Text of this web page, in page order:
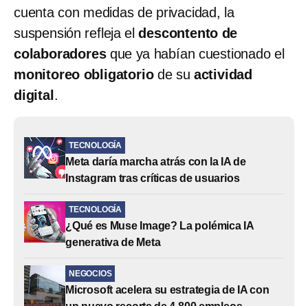
cuenta con medidas de privacidad, la
suspensión refleja eldescontento de
colaboradoresque ya habían cuestionado el
monitoreo obligatoriode su actividad
digital .
TECNOLOGÍA
Meta daría marcha atrás con la IA de
Instagram tras críticas de usuarios
TECNOLOGÍA
¿Qué es Muse Image? La polémica IA
generativa de Meta
NEGOCIOS
Microsoft acelera su estrategia de IA con